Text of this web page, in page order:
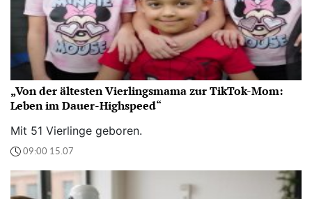
„Von der ältesten Vierlingsmama zur TikTok-Mom:
Leben im Dauer-Highspeed“
Mit 51 Vierlinge geboren.
09:00 15.07